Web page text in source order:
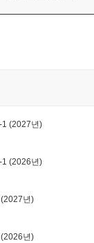
1 (2027년)
1 (2026년)
년)
년)